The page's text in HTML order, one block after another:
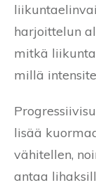
harjoittelun
mitkä
millä
lisää
vähitellen,
antaa